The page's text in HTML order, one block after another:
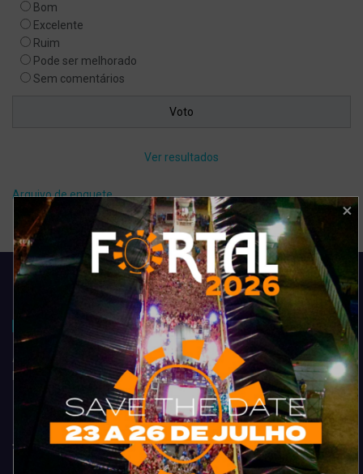
Bom
Excelente
Ruim
Pode ser melhorado
Sem comentários
Ver resultados
Arquivo de enquete
Acompanhe todas as novidades do entretenimento na região de
Fortaleza. Dicas, promoções, coberturas exclusivas e muito mais.